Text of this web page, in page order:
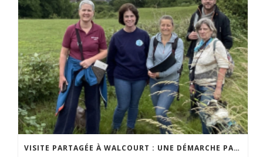
VISITE PARTAGÉE À WALCOURT : UNE DÉMARCHE PARTICIPATIVE ANIMÉE PAR ESPACE ENVIRONNEMENT